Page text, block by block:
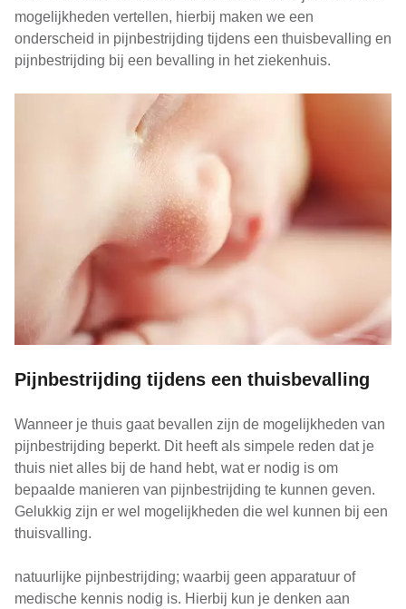
mogelijkheden vertellen, hierbij maken we een
onderscheid in pijnbestrijding tijdens een thuisbevalling en
pijnbestrijding bij een bevalling in het ziekenhuis.
Pijnbestrijding tijdens een thuisbevalling
Wanneer je thuis gaat bevallen zijn de mogelijkheden van
pijnbestrijding beperkt. Dit heeft als simpele reden dat je
thuis niet alles bij de hand hebt, wat er nodig is om
bepaalde manieren van pijnbestrijding te kunnen geven.
Gelukkig zijn er wel mogelijkheden die wel kunnen bij een
thuisvalling.
natuurlijke pijnbestrijding; waarbij geen apparatuur of
medische kennis nodig is. Hierbij kun je denken aan